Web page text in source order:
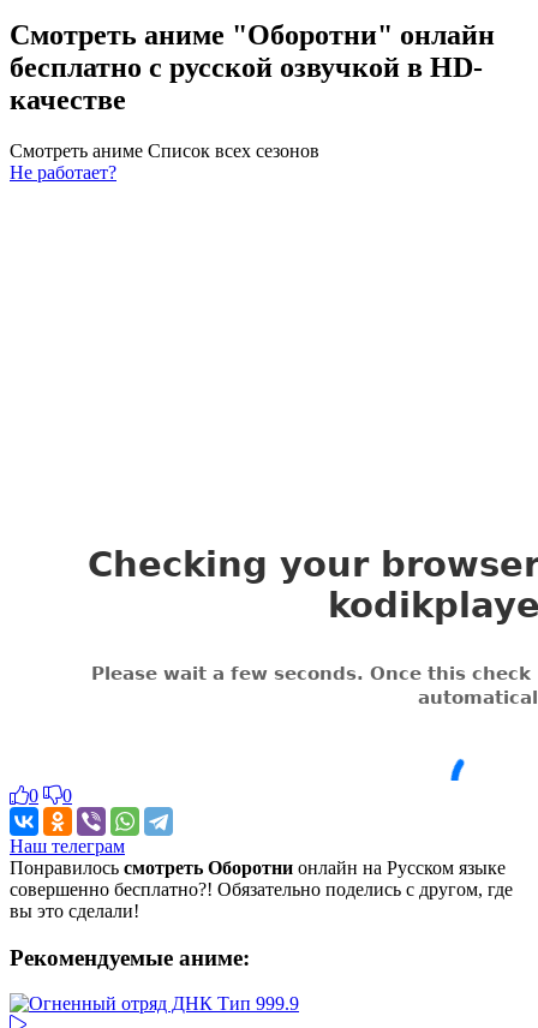
Смотреть аниме "Оборотни" онлайн
бесплатно с русской озвучкой в HD-
качестве
Смотреть аниме Список всех сезонов
Не работает?
0 0
Наш телеграм
Понравилось смотреть Оборотни онлайн на Русском языке
совершенно бесплатно?! Обязательно поделись с другом, где
вы это сделали!
Рекомендуемые аниме: